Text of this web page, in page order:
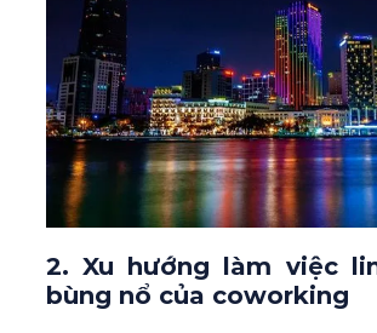
2. Xu hướng làm việc
bùng nổ của coworking